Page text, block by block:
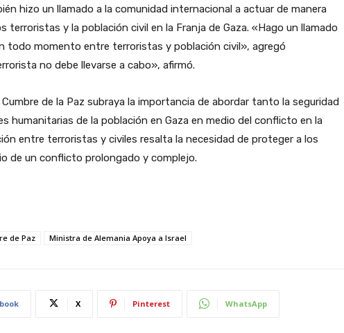
hizo un llamado a la comunidad internacional a actuar de manera
terroristas y la población civil en la Franja de Gaza. «Hago un llamado
todo momento entre terroristas y población civil», agregó
no debe llevarse a cabo», afirmó.
de la Paz subraya la importancia de abordar tanto la seguridad
humanitarias de la población en Gaza en medio del conflicto en la
entre terroristas y civiles resalta la necesidad de proteger a los
de un conflicto prolongado y complejo.
de Paz Ministra de Alemania Apoya a Israel
X Pinterest WhatsApp